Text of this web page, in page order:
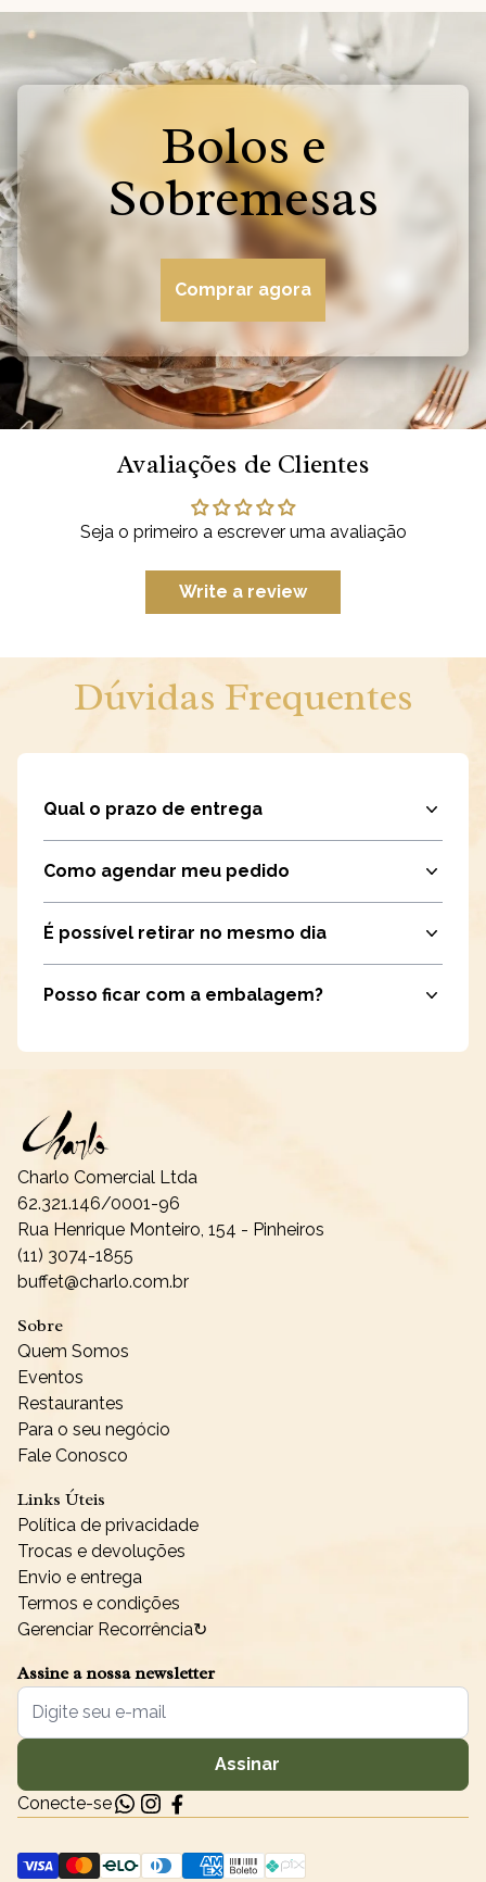
Bolos e
Sobremesas
Comprar agora
Avaliações de Clientes
Seja o primeiro a escrever uma avaliação
Write a review
Dúvidas Frequentes
Qual o prazo de entrega
Como agendar meu pedido
É possível retirar no mesmo dia
Posso ficar com a embalagem?
Charlo Comercial Ltda
62.321.146/0001-96
Rua Henrique Monteiro, 154 - Pinheiros
(11) 3074-1855
buffet@charlo.com.br
Sobre
Quem Somos
Eventos
Restaurantes
Para o seu negócio
Fale Conosco
Links Úteis
Política de privacidade
Trocas e devoluções
Envio e entrega
Termos e condições
Gerenciar Recorrência↻
Assine a nossa newsletter
Assinar
Conecte-se